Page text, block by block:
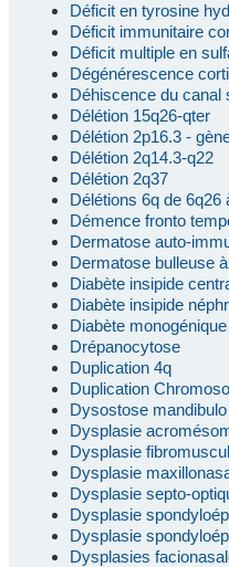
Déficit en tyrosine
Déficit immunitaire
Déficit multiple en
Dégénérescence
Déhiscence du canal
Délétion 15q26-qter
Délétion 2p16.3 -
Délétion 2q14.3-q22
Délétion 2q37
Délétions 6q de 6q26
Démence fronto
Dermatose auto-
Dermatose bulleuse
Diabète insipide
Diabète insipide
Diabète
Drépanocytose
Duplication 4q
Duplication
Dysostose
Dysplasie
Dysplasie
Dysplasie
Dysplasie septo-
Dysplasie
Dysplasie
Dysplasies